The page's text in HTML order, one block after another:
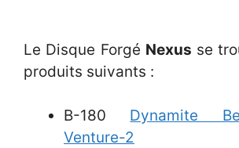
Le Disque Forgé Nexus se
produits suivants :
B-180 Dynamite
Venture-2